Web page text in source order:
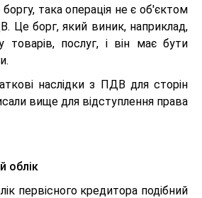
така операція не є об'єктом
Це борг, який виник, наприклад,
товарів, послуг, і він має бути
наслідки з ПДВ для сторін
вище для відступлення права
облік
первісного кредитора подібний